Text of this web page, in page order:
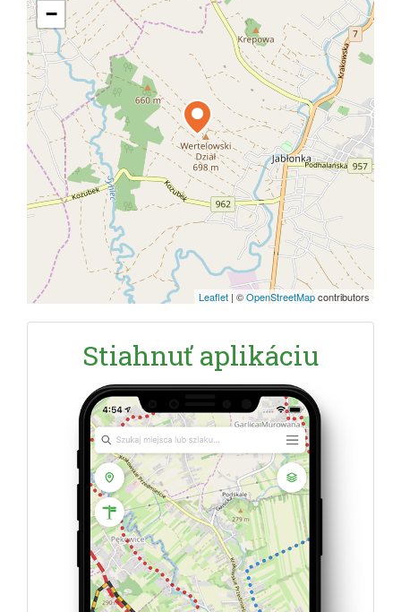
−
Leaflet | ©OpenStreetMapcontributors
Stiahnuť aplikáciu